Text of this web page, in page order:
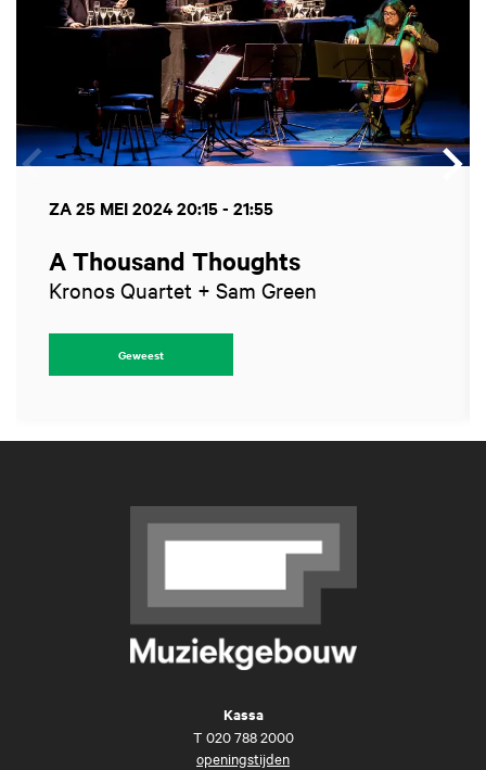
A Thousand Thoughts
Kronos Quartet + Sam Green
ZA 25 MEI 202420:15 - 21:55
Geweest
Kassa
T 020 788 2000
openingstijden